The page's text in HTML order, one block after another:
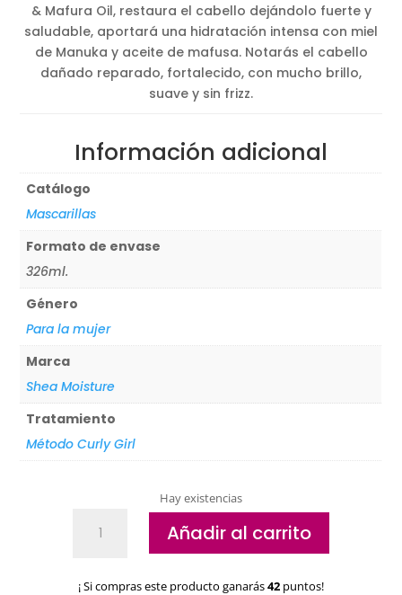
& Mafura Oil, restaura el cabello dejándolo fuerte y
saludable, aportará una hidratación intensa con miel
de Manuka y aceite de mafusa. Notarás el cabello
dañado reparado, fortalecido, con mucho brillo,
suave y sin frizz.
Información adicional
Catálogo
Mascarillas
Formato de envase
326ml.
Género
Para la mujer
Marca
Shea Moisture
Tratamiento
Método Curly Girl
Hay existencias
hidratante
Moisture
Añadir al carrito
¡ Si compras este producto ganarás42 puntos!